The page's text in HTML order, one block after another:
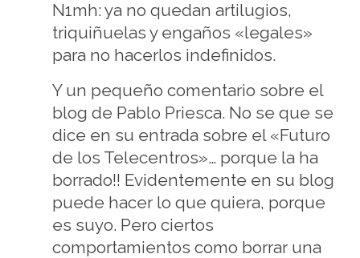
N1mh: ya no quedan artilugios,
triquiñuelas y engaños «legales»
para no hacerlos indefinidos.
Y un pequeño comentario sobre el
blog de Pablo Priesca. No se que se
dice en su entrada sobre el «Futuro
de los Telecentros»… porque la ha
borrado!! Evidentemente en su blog
puede hacer lo que quiera, porque
es suyo. Pero ciertos
comportamientos como borrar una